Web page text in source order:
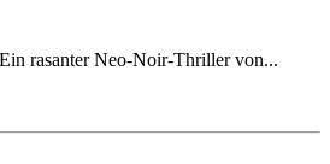
rasanter Neo-Noir-Thriller von...